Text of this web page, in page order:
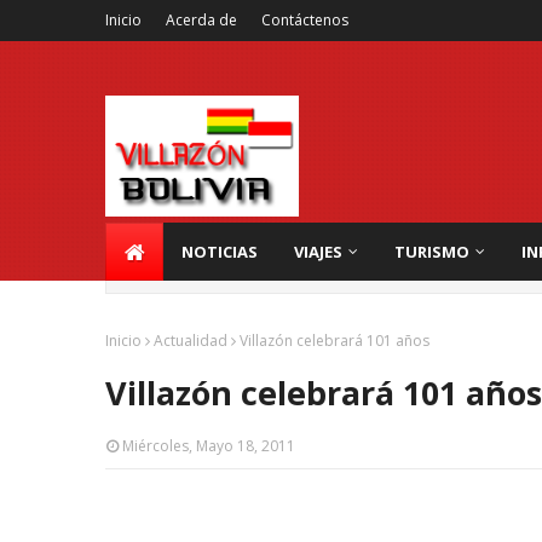
Inicio Acerda de Contáctenos
NOTICIAS VIAJES TURISMO
Inicio Actualidad Villazón celebrará 101 años
Villazón celebrará 101 años
Miércoles, Mayo 18, 2011